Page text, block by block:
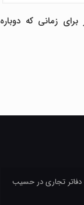
زمانی که دوباره
دفاتر تجاری در حسیب